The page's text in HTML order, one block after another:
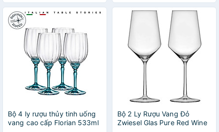
Bộ 4 ly rượu thủy tinh uống
vang cao cấp Florian 533ml
Bộ 2 Ly Rượu Vang Đỏ
Zwiesel Glas Pure Red Wine